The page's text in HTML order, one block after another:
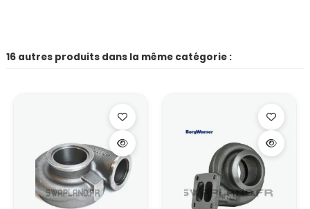
16 autres produits dans la même catégorie :